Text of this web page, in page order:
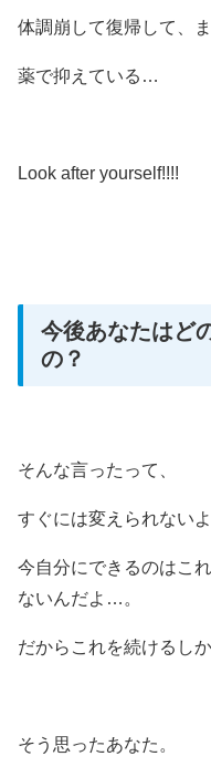
体調崩して復帰して、
薬で抑えている…
Look after yourself!!!!
今後あなたはど
の？
そんな言ったって、
すぐには変えられない
今自分にできるのはこ
ないんだよ…。
だからこれを続けるし
そう思ったあなた。